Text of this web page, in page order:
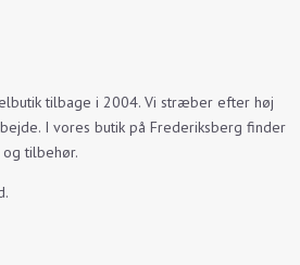
tilbage i 2004. Vi stræber efter høj
I vores butik på Frederiksberg finder
tilbehør.